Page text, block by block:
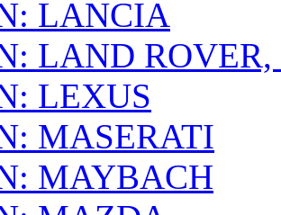
LANCIA
LAND ROVER,
LEXUS
MASERATI
MAYBACH